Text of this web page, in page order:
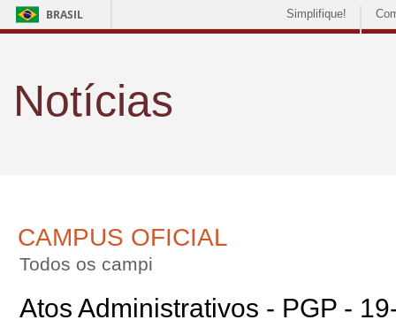
BRASIL Simplifique!
Notícias
CAMPUS OFICIAL
Todos os campi
Atos Administrativos - PGP -